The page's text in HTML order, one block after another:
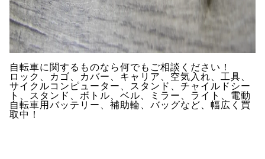
自転車に関するものなら何でもご相談ください！
ロック、カゴ、カバー、キャリア、空気入れ、工具、
サイクルコンピューター、スタンド、チャイルドシー
ト、スタンド、ボトル、ベル、ミラー、ライト、電動
自転車用バッテリー、補助輪、バッグなど、幅広く買
取中！